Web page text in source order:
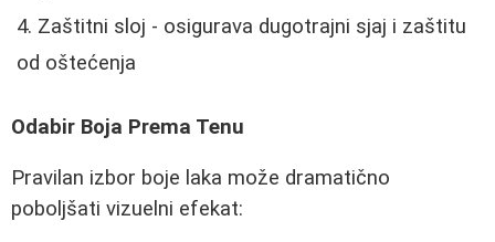
Zaštitni sloj - osigurava dugotrajni sjaj i zaštitu
od oštećenja
Odabir Boja Prema Tenu
Pravilan izbor boje laka može dramatično
poboljšati vizuelni efekat: